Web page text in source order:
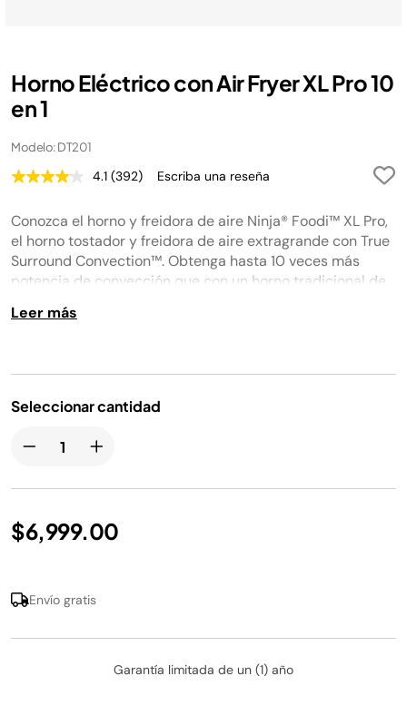
Horno Eléctrico con Air Fryer XL Pro 10
en 1
Modelo: DT201
4.1 Lea
reseñas.
Enlace
en
la
misma
página.
(392) Escriba una reseña
Conozca el horno y freidora de aire Ninja® Foodi™ XL Pro,
el horno tostador y freidora de aire extragrande con True
Surround Convection™. Obtenga hasta 10 veces más
potencia de convección que con un horno tradicional de
uniformes en dos niveles, sin necesidad de rotación.
Leer más
Seleccionar cantidad
$6,999.00
Envío gratis
Garantía limitada de un (1) año